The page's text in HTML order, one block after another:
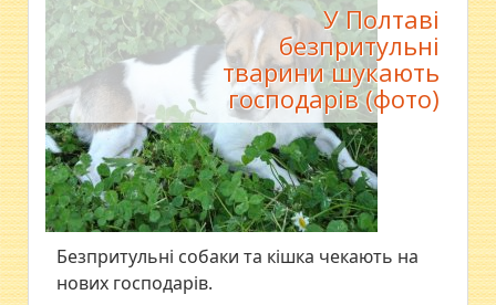
У Полтаві
безпритульні
тварини шукають
господарів (фото)
Безпритульні собаки та кішка чекають на
нових господарів.